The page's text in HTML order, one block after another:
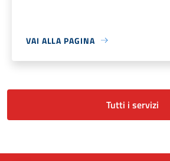
VAI ALLA PAGINA
Tutti i servizi